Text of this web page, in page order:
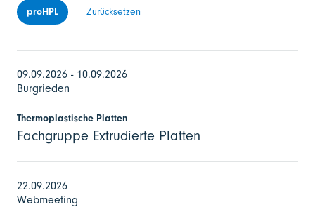
proHPL Zurücksetzen
09.09.2026 - 10.09.2026
Burgrieden
Thermoplastische Platten
Fachgruppe Extrudierte Platten
22.09.2026
Webmeeting